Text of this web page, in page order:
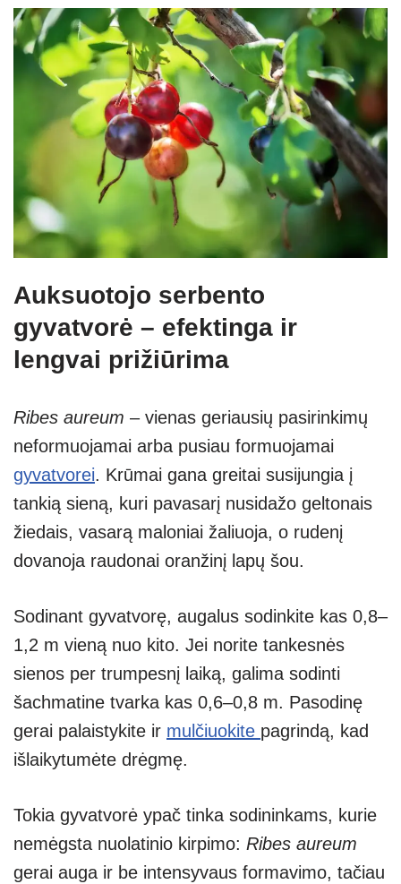
Auksuotojo serbento
gyvatvorė – efektinga ir
lengvai prižiūrima
Ribes aureum – vienas geriausių pasirinkimų
neformuojamai arba pusiau formuojamai
gyvatvorei. Krūmai gana greitai susijungia į
tankią sieną, kuri pavasarį nusidažo geltonais
žiedais, vasarą maloniai žaliuoja, o rudenį
dovanoja raudonai oranžinį lapų šou.
Sodinant gyvatvorę, augalus sodinkite kas 0,8–
1,2 m vieną nuo kito. Jei norite tankesnės
sienos per trumpesnį laiką, galima sodinti
šachmatine tvarka kas 0,6–0,8 m. Pasodinę
gerai palaistykite ir mulčiuokite pagrindą, kad
išlaikytumėte drėgmę.
Tokia gyvatvorė ypač tinka sodininkams, kurie
nemėgsta nuolatinio kirpimo: Ribes aureum
gerai auga ir be intensyvaus formavimo, tačiau